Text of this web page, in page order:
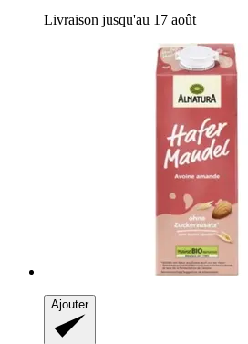
Livraison jusqu'au 17 août
Ajouter